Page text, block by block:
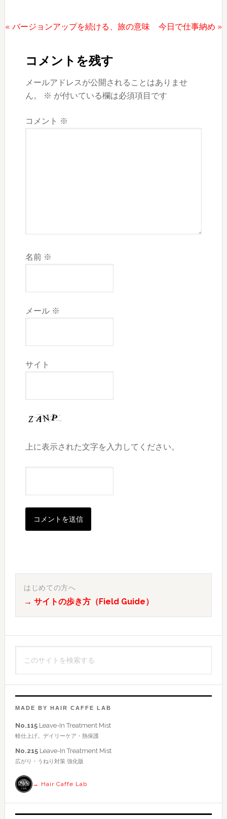
前
« バージョンアップを続ける、旅の意味
次
今日で仕事納め »
Interactions
コメントを残す
メールアドレスが公開されることはありませ
ん。
※ が付いている欄は必須項目です
コメント ※
名前 ※
メール ※
サイト
上に表示された文字を入力してください。
最
イ
バ
ー
はじめての方へ
→ サイトの歩き方（Field Guide）
ト
検
す
MADE BY HAIR CAFFE LAB
No.115Leave-In Treatment Mist
軽仕上げ。デイリーケア・熱保護
No.215Leave-In Treatment Mist
広がり・うねり対策 強化版
→ Hair Caffe Lab